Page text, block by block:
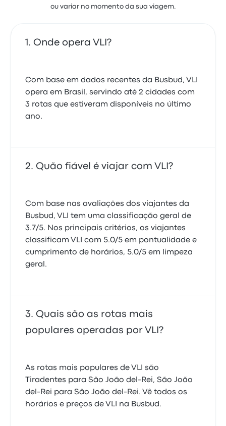
ou variar no momento da sua viagem.
Onde opera VLI?
Com base em dados recentes da Busbud, VLI
opera em Brasil, servindo até 2 cidades com
3 rotas que estiveram disponíveis no último
ano.
Quão fiável é viajar com VLI?
Com base nas avaliações dos viajantes da
Busbud, VLI tem uma classificação geral de
3.7/5. Nos principais critérios, os viajantes
classificam VLI com 5.0/5 em pontualidade e
cumprimento de horários, 5.0/5 em limpeza
geral.
Quais são as rotas mais
populares operadas por VLI?
As rotas mais populares de VLI são
Tiradentes para São João del-Rei, São João
del-Rei para São João del-Rei. Vê todos os
horários e preços de VLI na Busbud.